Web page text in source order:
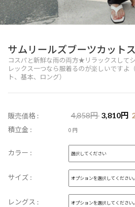
サムリールズブーツカット
コスパと新鮮な雨の両方★リラックスして
レックス一つなら服着るのが楽しいですよ
ト、基本、ロング）
販売価格 : 4,858円 3,810円
積立金 : 0 円
カラー :
サイズ :
レングス :